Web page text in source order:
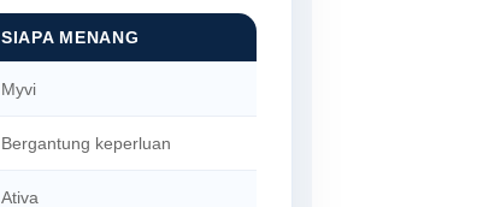
SIAPA MENANG
Myvi
Bergantung keperluan
Ativa